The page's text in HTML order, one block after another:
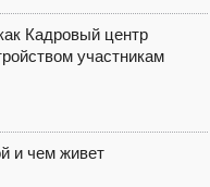
Кадровый центр
участникам
и чем живет